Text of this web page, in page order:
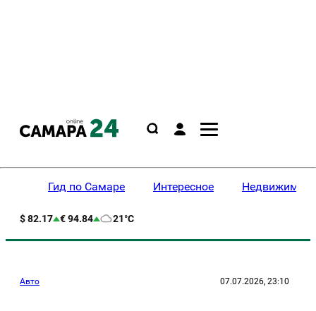
Гид по Самаре Интересное
$ 82.17 € 94.84 21°C
Авто 07.07.2026, 23:10